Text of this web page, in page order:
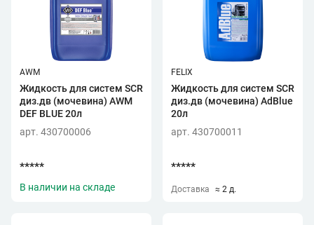
AWM
Жидкость для систем SCR
диз.дв (мочевина) AWM
DEF BLUE 20л
арт. 430700006
*****
В наличии на складе
FELIX
Жидкость для систем SCR
диз.дв (мочевина) AdBlue
20л
арт. 430700011
*****
Доставка ≈ 2 д.